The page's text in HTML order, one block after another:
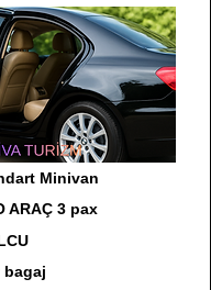
Minivan
ARAÇ 3 pax
bagaj